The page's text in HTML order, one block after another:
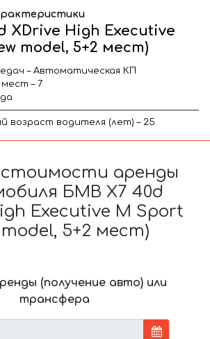
XDrive High Executive
model, 5+2 мест)
– Автоматическая КП
– 7
возраст водителя (лет) – 25
аренды
БМВ X7 40d
Executive M Sport
model, 5+2 мест)
(получение авто) или
трансфера